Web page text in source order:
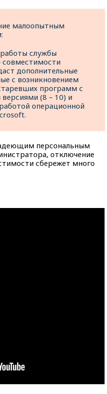
малоопытным
службы
дополнительные
с возникновением
программ с
(8 – 10) и
операционной
персональным
отключение
сбережет много